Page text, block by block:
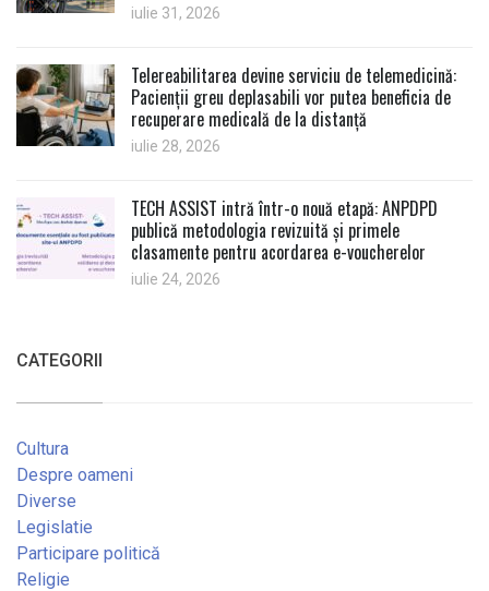
iulie 31, 2026
Telereabilitarea devine serviciu de telemedicină:
Pacienții greu deplasabili vor putea beneficia de
recuperare medicală de la distanță
iulie 28, 2026
TECH ASSIST intră într-o nouă etapă: ANPDPD
publică metodologia revizuită și primele
clasamente pentru acordarea e-voucherelor
iulie 24, 2026
CATEGORII
Cultura
Despre oameni
Diverse
Legislatie
Participare politică
Religie